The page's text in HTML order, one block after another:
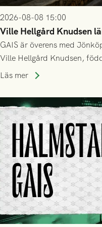
2026-08-08 15:00
Ville Hellgård Knudsen
GAIS är överens med
Ville Hellgård Knudsen,
Läs mer